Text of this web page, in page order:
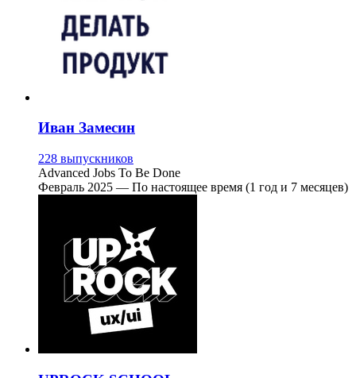
Иван Замесин
228 выпускников
Advanced Jobs To Be Done
Февраль 2025 — По настоящее время (1 год и 7 месяцев)